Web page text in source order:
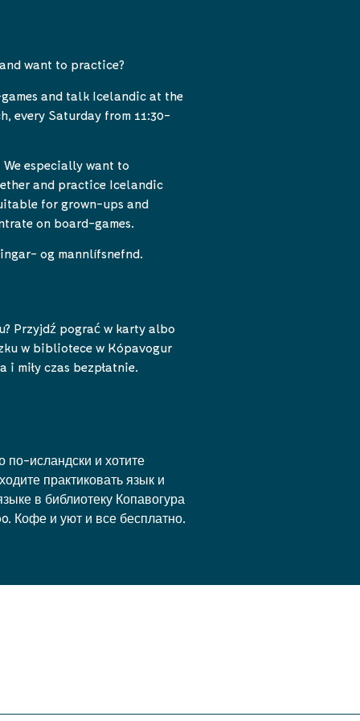
want to practice?
and talk Icelandic at the
every Saturday from 11:30-
We especially want to
and practice Icelandic
for grown-ups and
on board-games.
og mannlífsnefnd.
Przyjdź pograć w karty albo
w bibliotece w Kópavogur
i miły czas bezpłatnie.
по-исландски и хотите
практиковать язык и
в библиотеку Копавогура
Кофе и уют и все бесплатно.